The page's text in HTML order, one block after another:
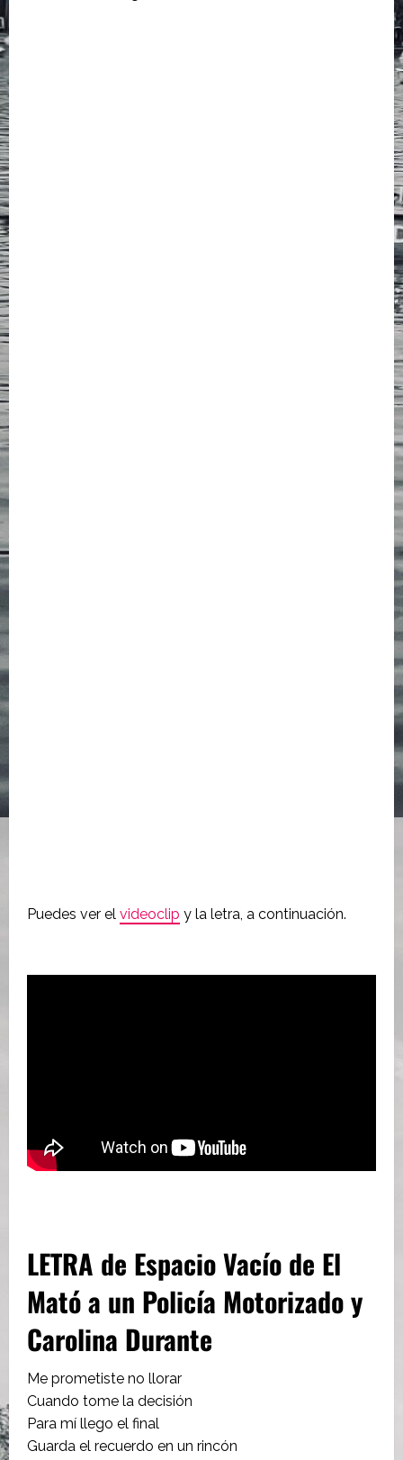
Puedes ver el videoclip y la letra, a continuación.
LETRA de Espacio Vacío de El
Mató a un Policía Motorizado y
Carolina Durante
Me prometiste no llorar
Cuando tome la decisión
Para mí llego el final
Guarda el recuerdo en un rincón